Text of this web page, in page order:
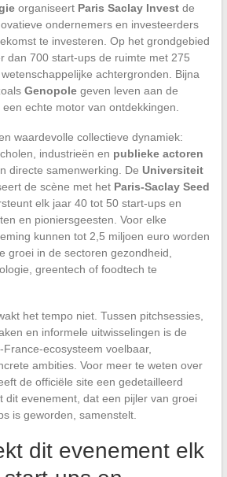
organiseert Paris Saclay Investde
ondernemers en investeerders
te investeren. Op het grondgebied
dan 700 start-ups de ruimte met 275
achtergronden. Bijna
Genopolegeven leven aan de
een echte motor van ontdekkingen.
waardevolle collectieve dynamiek:
industrieën en publieke actoren
directe samenwerking. De Universiteit
de scène met het Paris-Saclay Seed
elk jaar 40 tot 50 start-ups en
en pioniersgeesten. Voor elke
kunnen tot 2,5 miljoen euro worden
groei in de sectoren gezondheid,
greentech of foodtech te
het tempo niet. Tussen pitchsessies,
en informele uitwisselingen is de
ecosysteem voelbaar,
ambities. Voor meer te weten over
de officiële site een gedetailleerd
dit evenement, dat een pijler van groei
is geworden, samenstelt.
dit evenement elk